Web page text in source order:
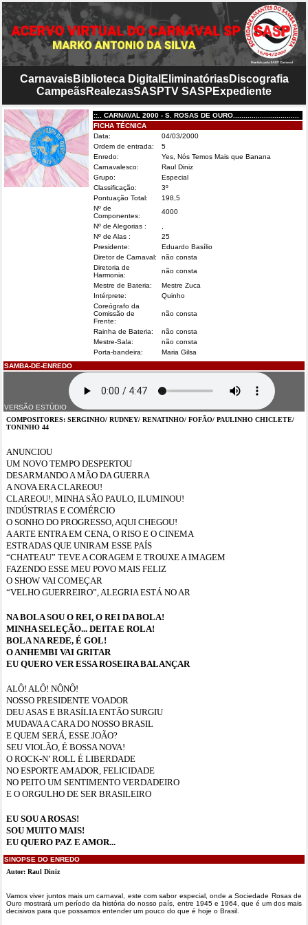
CarnavaisBiblioteca Digital EliminatóriasDiscografia
CampeãsRealezasSASPTV SASP Expediente
::.. CARNAVAL 2000 - S. ROSAS DE OURO................................
FICHA TÉCNICA
Data:
04/03/2000
Ordem de entrada:
5
Enredo:
Yes, Nós Temos Mais que Banana
Carnavalesco:
Raul Diniz
Grupo:
Especial
Classificação:
3º
Pontuação Total:
198,5
Nº de
Componentes:
4000
Nº de Alegorias :
Nº de Alas :
25
Presidente:
Eduardo Basílio
Diretor de Carnaval:
não consta
Diretoria de
Harmonia:
não consta
Mestre de Bateria:
Mestre Zuca
Intérprete:
Quinho
Coreógrafo da
Comissão de
Frente:
não consta
Rainha de Bateria:
não consta
Mestre-Sala:
não consta
Porta-bandeira:
Maria Gilsa
SAMBA-DE-ENREDO
VERSÃO ESTÚDIO
COMPOSITORES: SERGINHO/ RUDNEY/ RENATINHO/ FOFÃO/ PAULINHO CHICLETE/
TONINHO 44
ANUNCIOU
UM NOVO TEMPO DESPERTOU
DESARMANDO A MÃO DA GUERRA
A NOVA ERA CLAREOU!
CLAREOU!, MINHA SÃO PAULO, ILUMINOU!
INDÚSTRIAS E COMÉRCIO
O SONHO DO PROGRESSO, AQUI CHEGOU!
A ARTE ENTRA EM CENA, O RISO E O CINEMA
ESTRADAS QUE UNIRAM ESSE PAÍS
“CHATEAU” TEVE A CORAGEM E TROUXE A IMAGEM
FAZENDO ESSE MEU POVO MAIS FELIZ
O SHOW VAI COMEÇAR
“VELHO GUERREIRO”, ALEGRIA ESTÁ NO AR
NA BOLA SOU O REI, O REI DA BOLA!
MINHA SELEÇÃO... DEITA E ROLA!
BOLA NA REDE, É GOL!
O ANHEMBI VAI GRITAR
EU QUERO VER ESSA ROSEIRA BALANÇAR
ALÔ! ALÔ! NÔNÔ!
NOSSO PRESIDENTE VOADOR
DEU ASAS E BRASÍLIA ENTÃO SURGIU
MUDAVA A CARA DO NOSSO BRASIL
E QUEM SERÁ, ESSE JOÃO?
SEU VIOLÃO, É BOSSA NOVA!
O ROCK-N’ ROLL É LIBERDADE
NO ESPORTE AMADOR, FELICIDADE
NO PEITO UM SENTIMENTO VERDADEIRO
E O ORGULHO DE SER BRASILEIRO
EU SOU A ROSAS!
SOU MUITO MAIS!
EU QUERO PAZ E AMOR...
SINOPSE DO ENREDO
Autor: Raul Diniz
Vamos viver juntos mais um carnaval, este com sabor especial, onde a Sociedade Rosas de
Ouro mostrará um período da história do nosso país, entre 1945 e 1964, que é um dos mais
decisivos para que possamos entender um pouco do que é hoje o Brasil.